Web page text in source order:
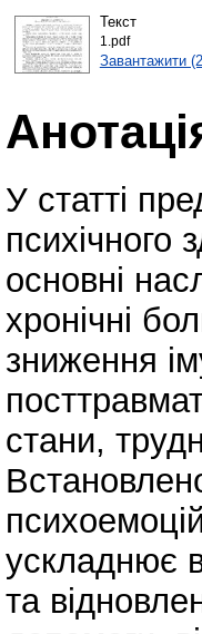
Текст
1.pdf
Завантажити
У статті
психічного
основні
хронічні
зниження
стани,
ускладнює
та